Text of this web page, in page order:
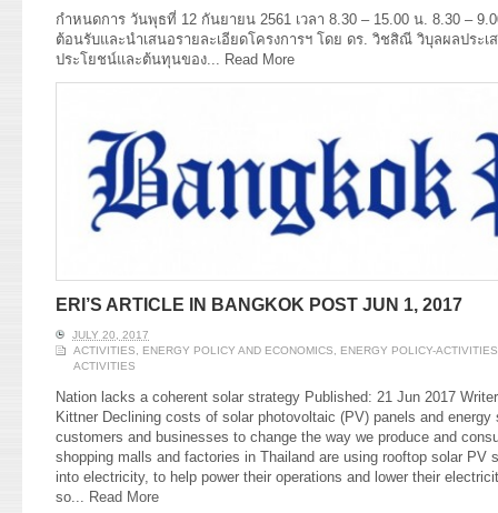
กำหนดการ วันพุธที่ 12 กันยายน 2561 เวลา 8.30 – 15.00 น. 8.30 –
ต้อนรับและนำเสนอรายละเอียดโครงการฯ โดย ดร. วิชสิณี วิบุลผลประเ
ประโยชน์และต้นทุนของ... Read More
ERI’S ARTICLE IN BANGKOK POST JUN 1, 2017
JULY 20, 2017
ACTIVITIES
ENERGY POLICY AND ECONOMICS
ENERGY POLICY-ACTIVITIES
ACTIVITIES
Nation lacks a coherent solar strategy Published: 21 Jun 2017
Kittner Declining costs of solar photovoltaic (PV) panels and
customers and businesses to change the way we produce and
shopping malls and factories in Thailand are using rooftop solar PV
into electricity, to help power their operations and lower their
so...
Read More